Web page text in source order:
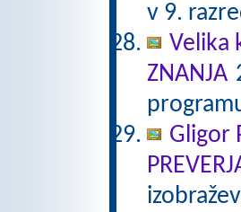
v 9.
Velika
ZNANJA
Gligor